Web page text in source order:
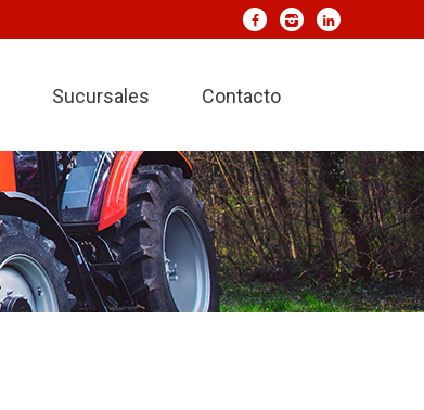
Sucursales Contacto